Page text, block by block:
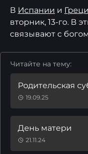
В Испании и
вторник, 13-го. В
связывают с
Читайте на тему:
Родительская
19.09.25
День матери
21.11.24